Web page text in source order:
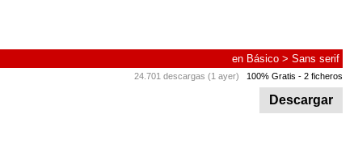
en Básico > Sans serif
24.701 descargas (1 ayer) 100% Gratis - 2 ficheros
Descargar